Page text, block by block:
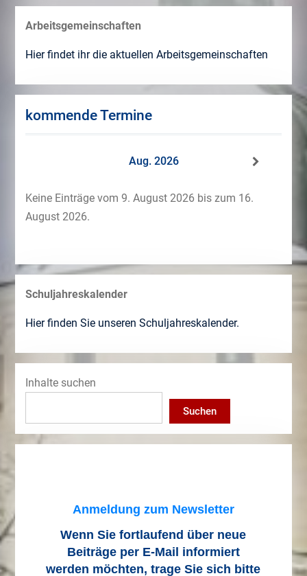
Arbeitsgemeinschaften
Hier findet ihr die aktuellen Arbeitsgemeinschaften
kommende Termine
Aug. 2026
Keine Einträge vom 9. August 2026 bis zum 16.
August 2026.
Schuljahreskalender
Hier finden Sie unseren Schuljahreskalender.
Inhalte suchen
Suchen
Anmeldung zum Newsletter
Wenn Sie fortlaufend über neue
Beiträge per E-Mail informiert
werden möchten, trage Sie sich bitte